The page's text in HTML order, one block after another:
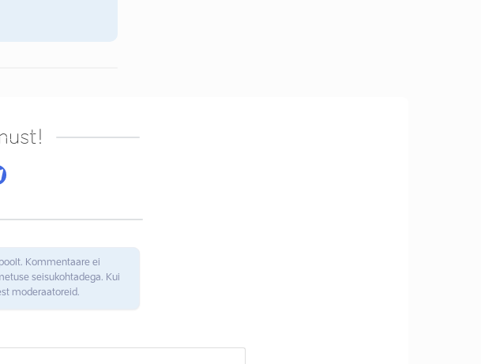
Kommentaare ei
seisukohtadega. Kui
moderaatoreid.